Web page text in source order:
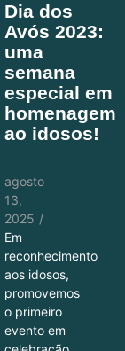
Dia dos
Avós 2023:
uma
semana
especial em
homenagem
ao idosos!
agosto
13,
2025 /
Em
reconhecimento
aos idosos,
promovemos
o primeiro
evento em